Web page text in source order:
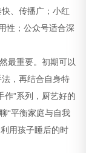
、传播广；小红
性；公众号适合深
最重要。初期可以
，再结合自身特
作”系列，厨艺好的
“平衡家庭与自我
用孩子睡后的时